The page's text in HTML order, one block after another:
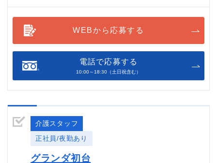
WEBから応募する
電話で応募する
10:00～18:30（土日祝含む）
介護スタッフ
正社員/夜勤あり
グランダ初台